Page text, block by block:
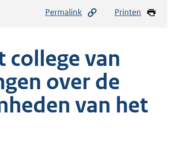
Permalink Printen
college van
over de
van het